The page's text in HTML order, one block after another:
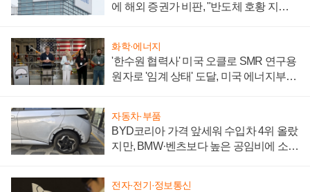
에 해외 증권가 비판, "반도체 호황 지속
화학·에너지
'한수원 협력사' 미국 오클로 SMR 연구용
원자로 '임계 상태' 도달, 미국 에너지부
자동차·부품
BYD코리아 가격 앞세워 수입차 4위 올랐
지만, BMW·벤츠보다 높은 공임비에 소비
전자·전기·정보통신